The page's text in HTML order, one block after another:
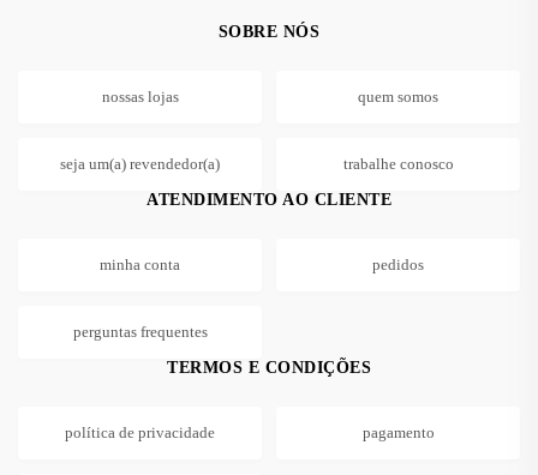
SOBRE NÓS
nossas lojas quem somos
seja um(a) revendedor(a) trabalhe conosco
ATENDIMENTO AO CLIENTE
minha conta pedidos
perguntas frequentes
TERMOS E CONDIÇÕES
política de privacidade pagamento